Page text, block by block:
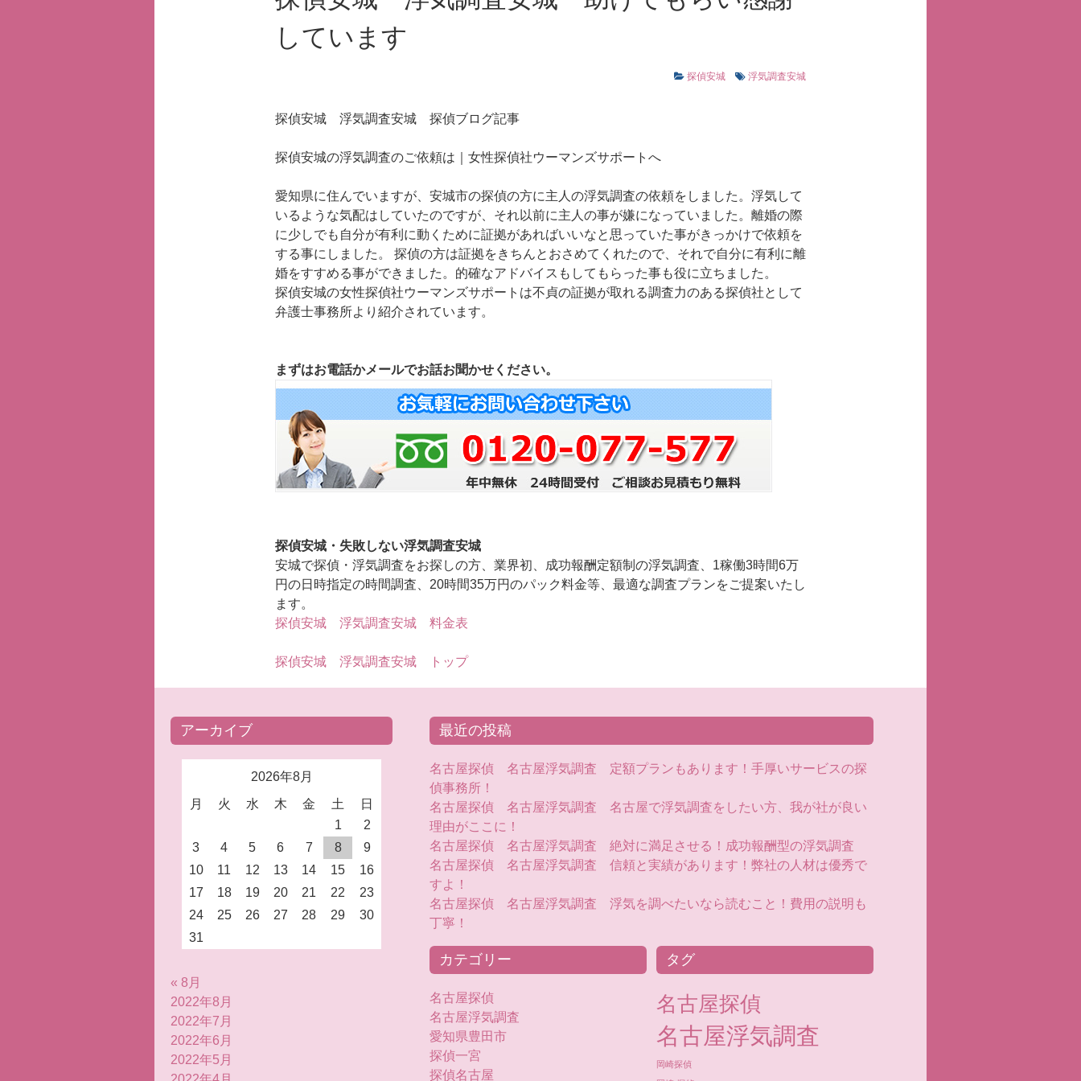
しています
探偵安城 浮気調査安城
探偵安城 浮気調査安城 探偵ブログ記事
探偵安城の浮気調査のご依頼は｜女性探偵社ウーマンズサポートへ
愛知県に住んでいますが、安城市の探偵の方に主人の浮気調査の依頼をしました。浮気して
いるような気配はしていたのですが、それ以前に主人の事が嫌になっていました。離婚の際
に少しでも自分が有利に動くために証拠があればいいなと思っていた事がきっかけで依頼を
する事にしました。 探偵の方は証拠をきちんとおさめてくれたので、それで自分に有利に離
婚をすすめる事ができました。的確なアドバイスもしてもらった事も役に立ちました。
探偵安城の女性探偵社ウーマンズサポートは不貞の証拠が取れる調査力のある探偵社として
弁護士事務所より紹介されています。
まずはお電話かメールでお話お聞かせください。
探偵安城・失敗しない浮気調査安城
安城で探偵・浮気調査をお探しの方、業界初、成功報酬定額制の浮気調査、1稼働3時間6万
円の日時指定の時間調査、20時間35万円のパック料金等、最適な調査プランをご提案いたし
ます。
探偵安城 浮気調査安城 料金表
探偵安城 浮気調査安城 トップ
アーカイブ
2026年8月
月
火 水 木 金 土
日
1
2
3
4 5 6 7 8
9
10
11 12 13 14 15
16
17
18 19 20 21 22
23
24
25 26 27 28 29
30
31
« 8月
2022年8月
2022年7月
2022年6月
2022年5月
最近の投稿
名古屋探偵 名古屋浮気調査 定額プランもあります！手厚いサービスの探
偵事務所！
名古屋探偵 名古屋浮気調査 名古屋で浮気調査をしたい方、我が社が良い
理由がここに！
名古屋探偵 名古屋浮気調査 絶対に満足させる！成功報酬型の浮気調査
名古屋探偵 名古屋浮気調査 信頼と実績があります！弊社の人材は優秀で
すよ！
名古屋探偵 名古屋浮気調査 浮気を調べたいなら読むこと！費用の説明も
丁寧！
カテゴリー
名古屋探偵
名古屋浮気調査
愛知県豊田市
探偵一宮
探偵名古屋
タグ
名古屋探偵
名古屋浮気調査
岡崎探偵